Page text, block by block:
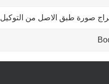
صورة طبق الاصل من التوكيل